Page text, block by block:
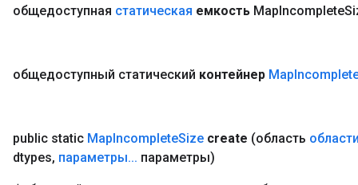
общедоступная статическая емкость MapIncomplete
общедоступный статический контейнер Map
public static MapIncompleteSize create (область
dtypes, параметры... параметры)